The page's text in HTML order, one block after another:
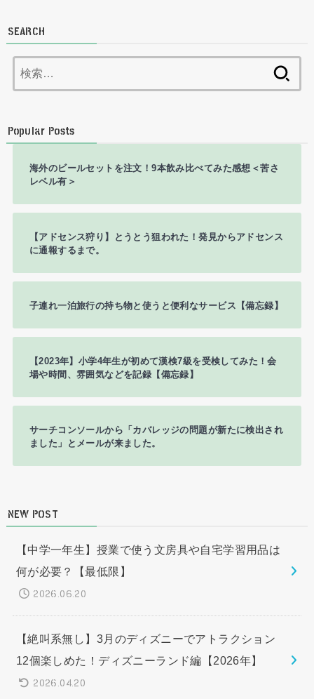
SEARCH
索:
Popular Posts
海外のビールセットを注文！9本飲み比べてみた感想＜苦さ
レベル有＞
【アドセンス狩り】とうとう狙われた！発見からアドセンス
に通報するまで。
子連れ一泊旅行の持ち物と使うと便利なサービス【備忘録】
【2023年】小学4年生が初めて漢検7級を受検してみた！会
場や時間、雰囲気などを記録【備忘録】
サーチコンソールから「カバレッジの問題が新たに検出され
ました」とメールが来ました。
NEW POST
【中学一年生】授業で使う文房具や自宅学習用品は
何が必要？【最低限】
2026.06.20
【絶叫系無し】3月のディズニーでアトラクション
12個楽しめた！ディズニーランド編【2026年】
2026.04.20